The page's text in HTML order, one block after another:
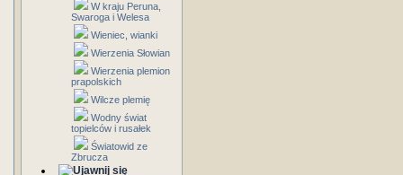
W kraju Peruna,
Swaroga i Welesa
Wieniec, wianki
Wierzenia Słowian
Wierzenia plemion
prapolskich
Wilcze plemię
Wodny świat
topielców i rusałek
Światowid ze
Zbrucza